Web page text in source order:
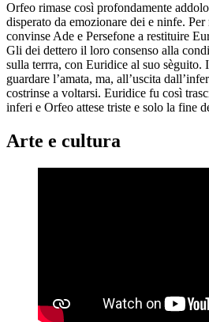
Orfeo rimase così profondamente
disperato da emozionare dei e ninfe.
convinse Ade e Persefone a restituire
Gli dei dettero il loro consenso alla
sulla terrra, con Euridice al suo sèguito.
guardare l’amata, ma, all’uscita
costrinse a voltarsi. Euridice fu così
inferi e Orfeo attese triste e solo la fine
Arte e cultura